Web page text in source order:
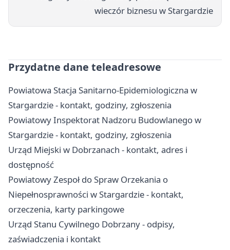
wieczór biznesu w Stargardzie
Przydatne dane teleadresowe
Powiatowa Stacja Sanitarno-Epidemiologiczna w
Stargardzie - kontakt, godziny, zgłoszenia
Powiatowy Inspektorat Nadzoru Budowlanego w
Stargardzie - kontakt, godziny, zgłoszenia
Urząd Miejski w Dobrzanach - kontakt, adres i
dostępność
Powiatowy Zespoł do Spraw Orzekania o
Niepełnosprawności w Stargardzie - kontakt,
orzeczenia, karty parkingowe
Urząd Stanu Cywilnego Dobrzany - odpisy,
zaświadczenia i kontakt